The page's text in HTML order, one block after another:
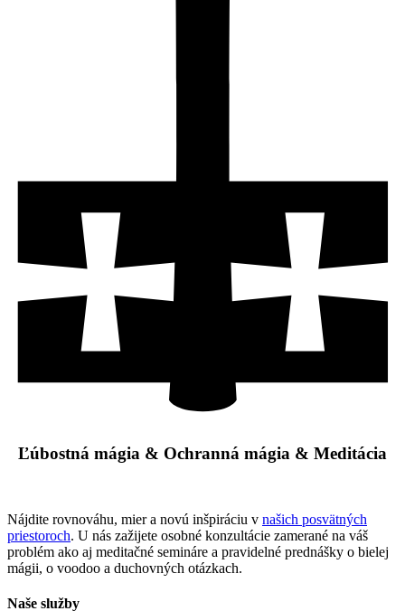
Ľúbostná mágia & Ochranná mágia & Meditácia
Nájdite rovnováhu, mier a novú inšpiráciu v našich posvätných
priestoroch. U nás zažijete osobné konzultácie zamerané na váš
problém ako aj meditačné semináre a pravidelné prednášky o bielej
mágii, o voodoo a duchovných otázkach.
Naše služby